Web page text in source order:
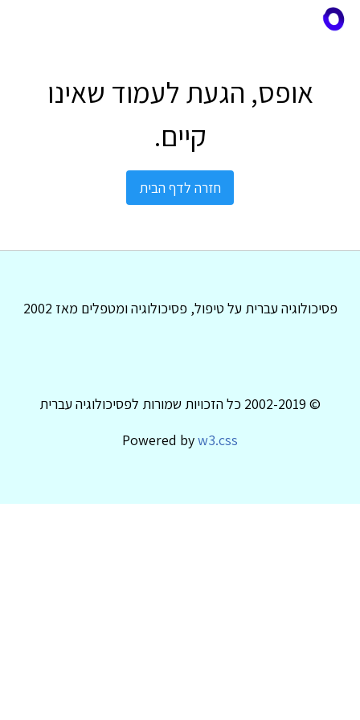
אופס, הגעת לעמוד שאינו
קיים.
חזרה לדף הבית
פסיכולוגיה עברית על טיפול, פסיכולוגיה ומטפלים מאז 2002
© 2002-2019 כל הזכויות שמורות לפסיכולוגיה עברית
Powered byw3.css